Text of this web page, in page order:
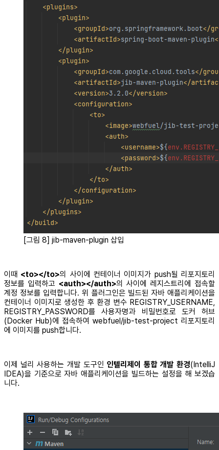
[그림 8] jib-maven-plugin 삽입
이때 <to></to>의 사이에 컨테이너 이미지가 push될 리포지토리
정보를 입력하고 <auth></auth>의 사이에 레지스트리에 접속할
계정 정보를 입력합니다. 위 플러그인은 빌드된 자바 애플리케이션을
컨테이너 이미지로 생성한 후 환경 변수 REGISTRY_USERNAME,
REGISTRY_PASSWORD를 사용자명과 비밀번호로 도커 허브
(Docker Hub)에 접속하여 webfuel/jib-test-project 리포지토리
에 이미지를 push합니다.
이제 널리 사용하는 개발 도구인 인텔리제이 통합 개발 환경(IntelliJ
IDEA)을 기준으로 자바 애플리케이션을 빌드하는 설정을 해 보겠습
니다.